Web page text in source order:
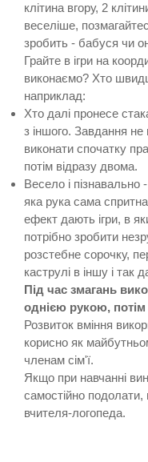
клітина вгору, 2
веселіше,
зробить - бабуся чи
Грайте в ігри на
виконаємо? Хто
наприклад:
Хто далі пронесе
з іншого. Завдання
виконати спочатку
потім відразу двома.
Весело і пізнавально
яка рука сама
ефект дають ігри, в
потрібно зробити
розстебне сорочку,
каструлі в іншу і так
Під час змагань
однією рукою,
Розвиток вміння
корисно як
членам сім'ї.
Якщо при навчанні
самостійно подолати,
вчителя-логопеда.